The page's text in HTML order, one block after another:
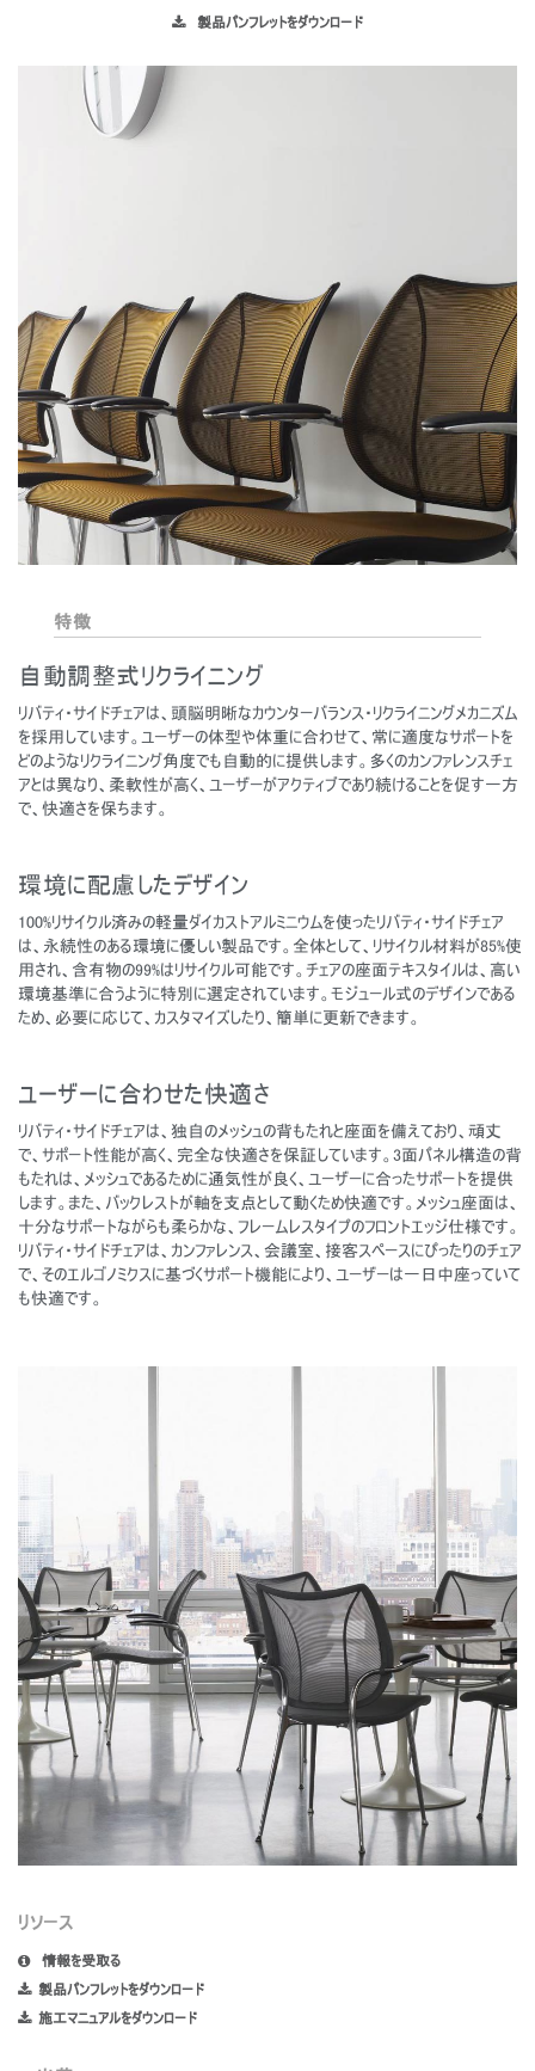
製品パンフレットをダウンロード
特徴
自動調整式リクライニング
リバティ・サイドチェアは、頭脳明晰なカウンターバランス・リクライニングメカニズム
を採用しています。ユーザーの体型や体重に合わせて、常に適度なサポートを
どのようなリクライニング角度でも自動的に提供します。多くのカンファレンスチェ
アとは異なり、柔軟性が高く、ユーザーがアクティブであり続けることを促す一方
で、快適さを保ちます。
環境に配慮したデザイン
100%リサイクル済みの軽量ダイカストアルミニウムを使ったリバティ・サイドチェア
は、永続性のある環境に優しい製品です。全体として、リサイクル材料が85%使
用され、含有物の99%はリサイクル可能です。チェアの座面テキスタイルは、高い
環境基準に合うように特別に選定されています。モジュール式のデザインである
ため、必要に応じて、カスタマイズしたり、簡単に更新できます。
ユーザーに合わせた快適さ
リバティ・サイドチェアは、独自のメッシュの背もたれと座面を備えており、頑丈
で、サポート性能が高く、完全な快適さを保証しています。3面パネル構造の背
もたれは、メッシュであるために通気性が良く、ユーザーに合ったサポートを提供
します。また、バックレストが軸を支点として動くため快適です。メッシュ座面は、
十分なサポートながらも柔らかな、フレームレスタイプのフロントエッジ仕様です。
リバティ・サイドチェアは、カンファレンス、会議室、接客スペースにぴったりのチェア
で、そのエルゴノミクスに基づくサポート機能により、ユーザーは一日中座っていて
も快適です。
リソース
情報を受取る
製品パンフレットをダウンロード
施工マニュアルをダウンロード